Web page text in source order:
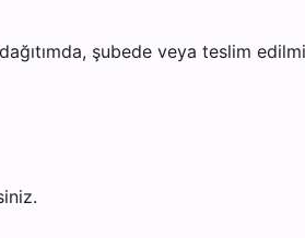
şubede veya teslim